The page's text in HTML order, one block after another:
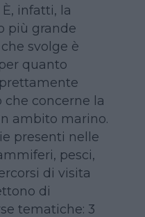
infatti, la
più grande
svolge è
quanto
concerne la
ambito marino.
presenti nelle
pesci,
di visita
di
tematiche: 3